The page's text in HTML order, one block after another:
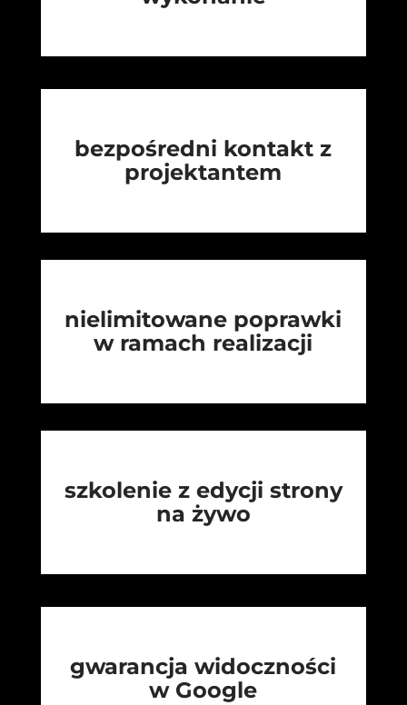
bezpośredni kontakt z
projektantem
nielimitowane poprawki
w ramach realizacji
szkolenie z edycji strony
na żywo
gwarancja widoczności
w Google